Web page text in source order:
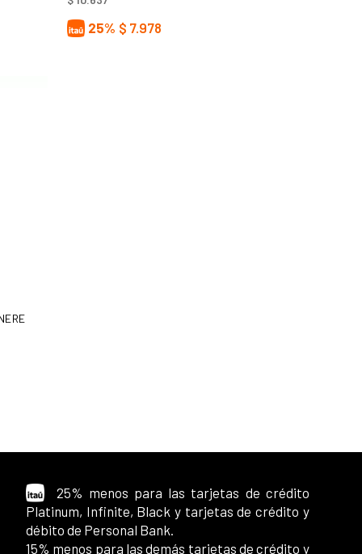
25% $ 7.978
25% menos para las tarjetas de crédito
Platinum, Infinite, Black y tarjetas de crédito y
débito de Personal Bank.
15% menos para las demás tarjetas de crédito y